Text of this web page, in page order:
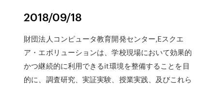
2018/09/18
財団法人コンピュータ教育開発センター,Eスクエ
ア・エボリューションは、学校現場において効果的
かつ継続的に利用できるit環境を整備することを目
的に、調査研究、実証実験、授業実践、及びこれら